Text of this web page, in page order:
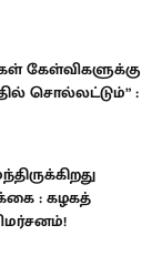
கேள்விகளுக்கு
சொல்லட்டும்” :
: கழகத்